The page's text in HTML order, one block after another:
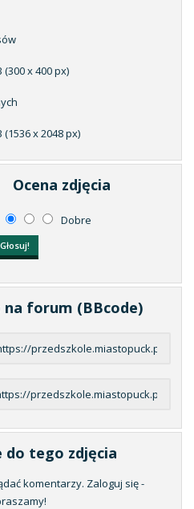
(300 x 400 px)
(1536 x 2048 px)
Ocena zdjęcia
Dobre
forum (BBcode)
do tego zdjęcia
komentarzy. Zaloguj się -